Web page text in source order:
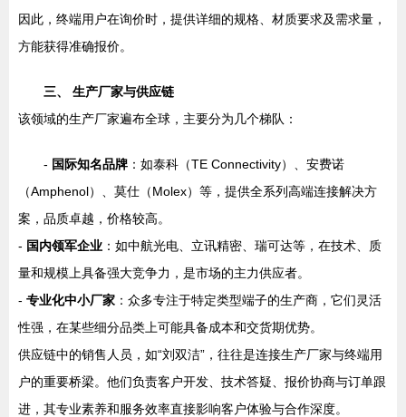
因此，终端用户在询价时，提供详细的规格、材质要求及需求量，
方能获得准确报价。
三、 生产厂家与供应链
该领域的生产厂家遍布全球，主要分为几个梯队：
- 国际知名品牌 ：如泰科（TE Connectivity）、安费诺
（Amphenol）、莫仕（Molex）等，提供全系列高端连接解决方
案，品质卓越，价格较高。
- 国内领军企业 ：如中航光电、立讯精密、瑞可达等，在技术、质
量和规模上具备强大竞争力，是市场的主力供应者。
- 专业化中小厂家 ：众多专注于特定类型端子的生产商，它们灵活
性强，在某些细分品类上可能具备成本和交货期优势。
供应链中的销售人员，如“刘双洁”，往往是连接生产厂家与终端用
户的重要桥梁。他们负责客户开发、技术答疑、报价协商与订单跟
进，其专业素养和服务效率直接影响客户体验与合作深度。